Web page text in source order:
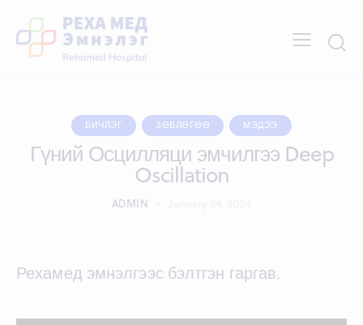
БИЧЛЭГ ЗӨВЛӨГӨӨ МЭДЭЭ
Гүний Осцилляци эмчилгээ Deep
Oscillation
ADMIN
Рехамед эмнэлгээс бэлтгэн гаргав.